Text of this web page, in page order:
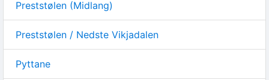
Preststølen (Midlang)
Preststølen / Nedste Vikjadalen
Pyttane